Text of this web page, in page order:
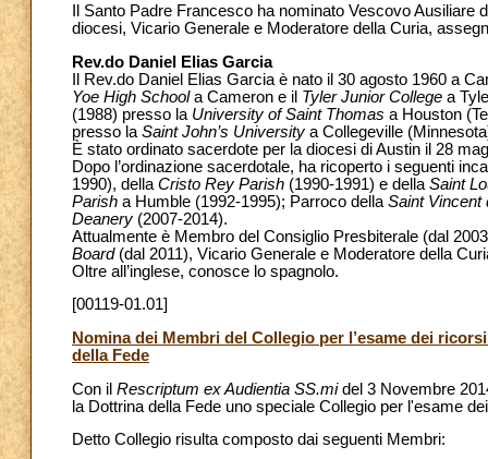
Il Santo Padre Francesco ha nominato Vescovo
diocesi, Vicario Generale e Moderatore della Curia,
Rev.do Daniel Elias Garcia
Il Rev.do Daniel Elias Garcia è nato il 30 agosto 1960 a
Yoe High Schoola Cameron e il Tyler Junior College a
(1988) presso la University of Saint Thomas a Houston
presso la Saint John’s University a Collegeville
È stato ordinato sacerdote per la diocesi di Austin il 28
Dopo l’ordinazione sacerdotale, ha ricoperto i seguenti
1990), della Cristo Rey Parish (1990-1991) e della Saint
Parish a Humble (1992-1995); Parroco della Saint Vincent
Deanery (2007-2014).
Attualmente è Membro del Consiglio Presbiterale (dal
Board(dal 2011), Vicario Generale e Moderatore della
Oltre all’inglese, conosce lo spagnolo.
[00119-01.01]
Nomina dei Membri del Collegio per l’esame dei
della Fede
Con il Rescriptum ex Audientia SS.midel 3 Novembre
la Dottrina della Fede uno speciale Collegio per l'esame
Detto Collegio risulta composto dai seguenti Membri: